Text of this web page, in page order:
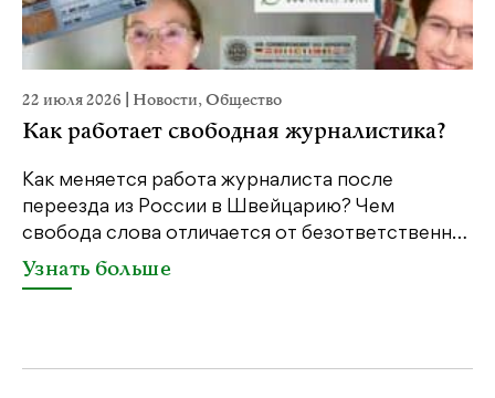
22 июля 2026 Новости,Общество
Как работает свободная журналистика?
Как меняется работа журналиста после
переезда из России в Швейцарию? Чем
свобода слова отличается от безответственн…
Узнать больше